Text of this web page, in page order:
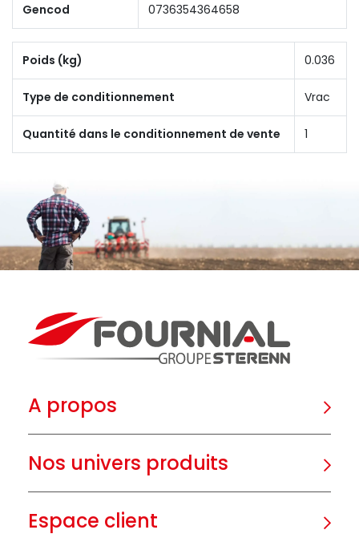
Gencod 0736354364658
Poids (kg) 0.036
Type de conditionnement Vrac
Quantité dans le conditionnement de vente 1
A propos
Nos univers produits
Espace client